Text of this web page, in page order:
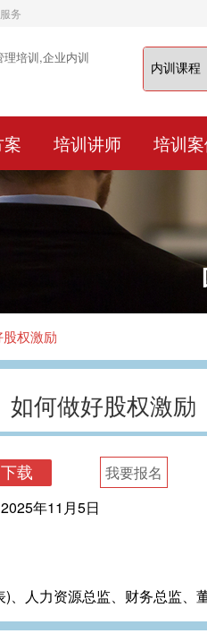
务
培训讲师 培训
权激励
如何做好股权激励
我要报名
年11月5日
、人力资源总监、财务总监、